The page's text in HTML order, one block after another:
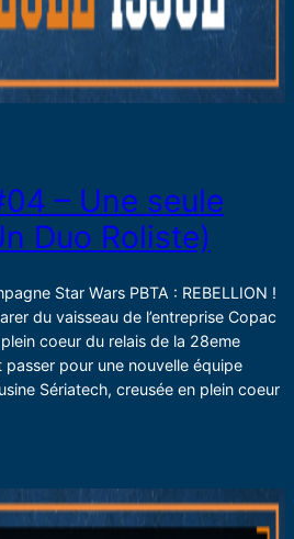
– Une seule
Duo Roliste)
Star Wars PBTA : REBELLION !
du vaisseau de l’entreprise Copac
coeur du relais de la 28eme
passer pour une nouvelle équipe
Sériatech, creusée en plein coeur